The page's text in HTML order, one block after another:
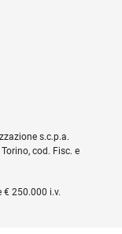
s.c.p.a.
cod. Fisc. e
€ 250.000 i.v.